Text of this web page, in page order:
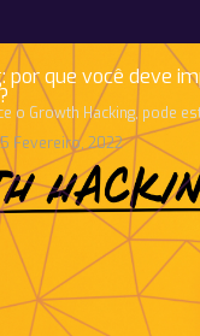
por que você deve
o Growth Hacking, pode
Fevereiro, 2022